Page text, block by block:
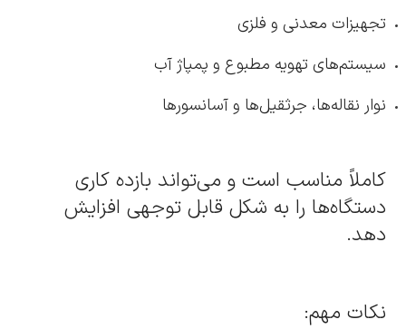
تجهیزات معدنی و فلزی
سیستم‌های تهویه مطبوع و پمپاژ آب
نوار نقاله‌ها، جرثقیل‌ها و آسانسورها
کاملاً مناسب است و می‌تواند بازده کاری
دستگاه‌ها را به شکل قابل توجهی افزایش
دهد.
نکات مهم: